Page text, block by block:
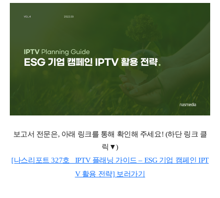
보고서 전문은, 아래 링크를 통해 확인해 주세요! (하단 링크 클
릭▼)
[나스리포트 327호_ IPTV 플래닝 가이드 – ESG 기업 캠페인 IPT
V 활용 전략] 보러가기